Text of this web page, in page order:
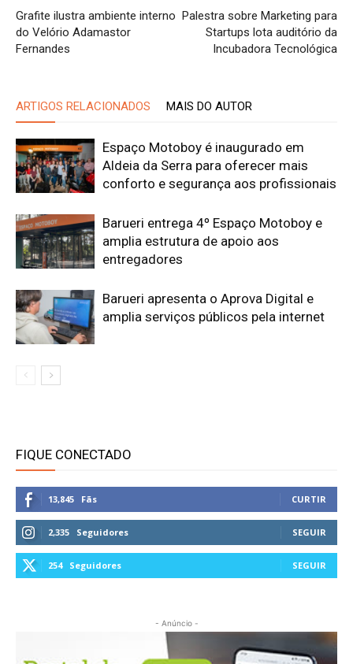
Grafite ilustra ambiente interno
do Velório Adamastor
Fernandes
Palestra sobre Marketing para
Startups lota auditório da
Incubadora Tecnológica
ARTIGOS RELACIONADOS MAIS DO AUTOR
Espaço Motoboy é inaugurado em
Aldeia da Serra para oferecer mais
conforto e segurança aos profissionais
Barueri entrega 4º Espaço Motoboy e
amplia estrutura de apoio aos
entregadores
Barueri apresenta o Aprova Digital e
amplia serviços públicos pela internet
FIQUE CONECTADO
13,845 Fãs CURTIR
2,335 Seguidores SEGUIR
254 Seguidores SEGUIR
- Anúncio -